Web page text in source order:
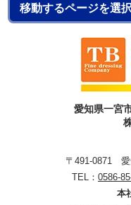
愛知県一宮
〒491-0871 愛
TEL： 0586-
本